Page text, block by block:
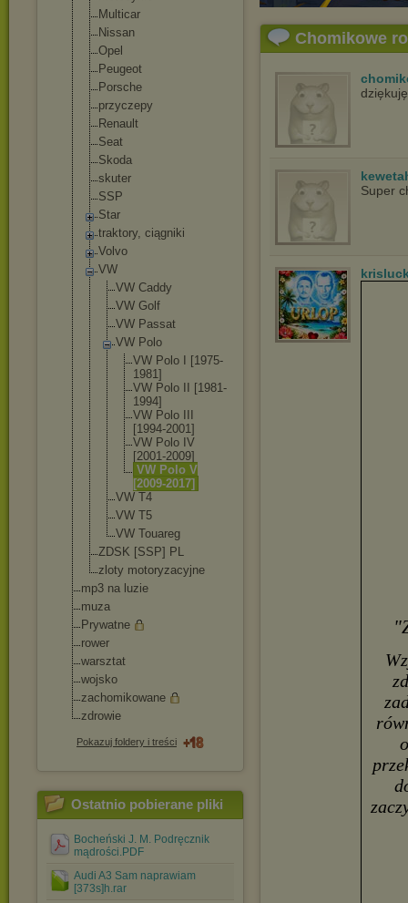
Multicar
Nissan
Opel
Peugeot
Porsche
przyczepy
Renault
Seat
Skoda
skuter
SSP
Star
traktory, ciągniki
Volvo
VW
VW Caddy
VW Golf
VW Passat
VW Polo
VW Polo I [1975-
1981]
VW Polo II [1981-
1994]
VW Polo III
[1994-2001]
VW Polo IV
[2001-2009]
VW Polo V
[2009-2017]
VW T4
VW T5
VW Touareg
ZDSK [SSP] PL
zloty motoryzacyjne
mp3 na luzie
muza
Prywatne
rower
warsztat
wojsko
zachomikowane
zdrowie
Pokazuj foldery i treści
Ostatnio pobierane pliki
Bocheński J. M. Podręcznik
mądrości.PDF
Audi A3 Sam naprawiam
[373s]h.rar
Chomikowe
Super